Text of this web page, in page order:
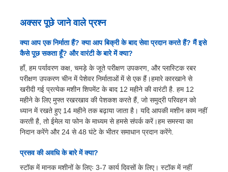
अक्सर पूछे जाने वाले प्रश्न
क्या आप एक निर्माता हैं? क्या आप बिक्री के बाद सेवा प्रदान करते हैं? मैं इसे
कैसे पूछ सकता हूँ? और वारंटी के बारे में क्या?
हाँ, हम पर्यावरण कक्ष, चमड़े के जूते परीक्षण उपकरण, और प्लास्टिक रबर
परीक्षण उपकरण चीन में पेशेवर निर्माताओं में से एक हैं।हमारे कारखाने से
खरीदी गई प्रत्येक मशीन शिपमेंट के बाद 12 महीने की वारंटी है. हम 12
महीने के लिए मुफ्त रखरखाव की पेशकश करते हैं, जो समुद्री परिवहन को
ध्यान में रखते हुए 14 महीने तक बढ़ाया जाता है। यदि आपकी मशीन काम नहीं
करती है, तो ईमेल या फोन के माध्यम से हमसे संपर्क करें।हम समस्या का
निदान करेंगे और 24 से 48 घंटे के भीतर समाधान प्रदान करेंगे.
प्रसव की अवधि के बारे में क्या?
स्टॉक में मानक मशीनों के लिएः 3-7 कार्य दिवसों के लिए। स्टॉक में नहीं